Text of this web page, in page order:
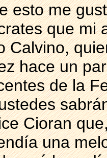
esto me
que mi
Calvino,
hace un
de la
Cioran
una